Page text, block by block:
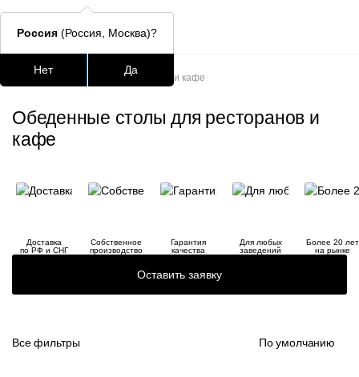
Столешницы
Часто ищут
ledger
Главная Столы
Обеденные столы для ресторанов и кафе
Обеденные столы для ресторанов и
кафе
Доставка
по РФ и СНГ
Собственное
производство
Гарантия
качества
Для любых
заведений
Более 20 лет
на рынке
Оставить заявку
Все фильтры По умолчанию
Россия (Россия, Москва)?
Нет Да